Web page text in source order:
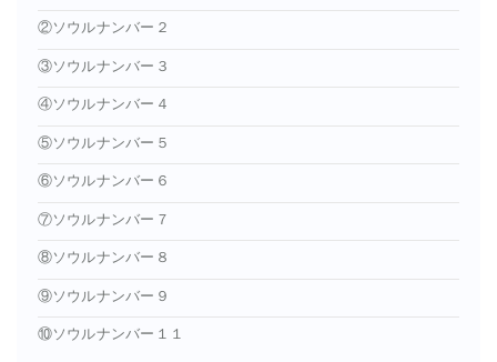
②ソウルナンバー２
③ソウルナンバー３
④ソウルナンバー４
⑤ソウルナンバー５
⑥ソウルナンバー６
⑦ソウルナンバー７
⑧ソウルナンバー８
⑨ソウルナンバー９
⑩ソウルナンバー１１